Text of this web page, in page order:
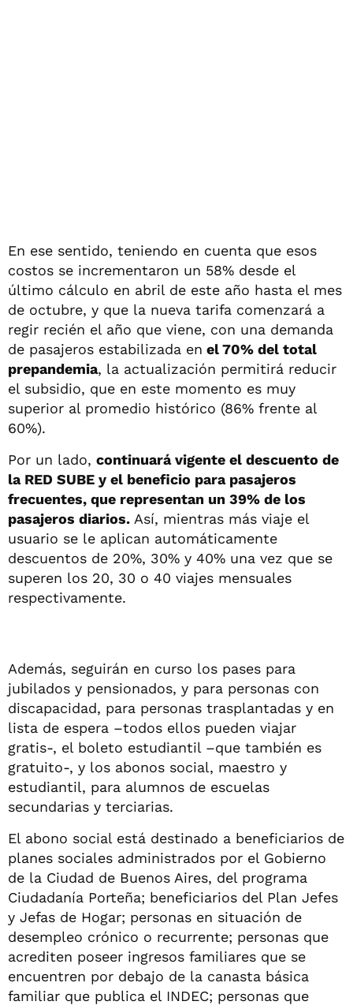
En ese sentido, teniendo en cuenta que esos
costos se incrementaron un 58% desde el
último cálculo en abril de este año hasta el mes
de octubre, y que la nueva tarifa comenzará a
regir recién el año que viene, con una demanda
de pasajeros estabilizada en el 70% del total
prepandemia, la actualización permitirá reducir
el subsidio, que en este momento es muy
superior al promedio histórico (86% frente al
60%).
Por un lado, continuará vigente el descuento de
la RED SUBE y el beneficio para pasajeros
frecuentes, que representan un 39% de los
pasajeros diarios. Así, mientras más viaje el
usuario se le aplican automáticamente
descuentos de 20%, 30% y 40% una vez que se
superen los 20, 30 o 40 viajes mensuales
respectivamente.
Además, seguirán en curso los pases para
jubilados y pensionados, y para personas con
discapacidad, para personas trasplantadas y en
lista de espera –todos ellos pueden viajar
gratis-, el boleto estudiantil –que también es
gratuito-, y los abonos social, maestro y
estudiantil, para alumnos de escuelas
secundarias y terciarias.
El abono social está destinado a beneficiarios de
planes sociales administrados por el Gobierno
de la Ciudad de Buenos Aires, del programa
Ciudadanía Porteña; beneficiarios del Plan Jefes
y Jefas de Hogar; personas en situación de
desempleo crónico o recurrente; personas que
acrediten poseer ingresos familiares que se
encuentren por debajo de la canasta básica
familiar que publica el INDEC; personas que